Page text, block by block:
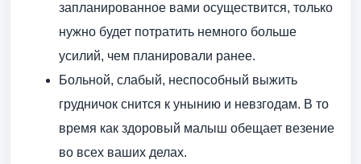
запланированное вами осуществится, только
нужно будет потратить немного больше
усилий, чем планировали ранее.
Больной, слабый, неспособный выжить
грудничок снится к унынию и невзгодам. В то
время как здоровый малыш обещает везение
во всех ваших делах.